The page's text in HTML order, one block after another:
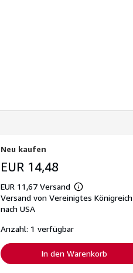
Neu kaufen
EUR 14,48
EUR 11,67 Versand
Weitere
Informationen
Versand von Vereinigtes Königreich
nach USA
Anzahl: 1 verfügbar
In den Warenkorb